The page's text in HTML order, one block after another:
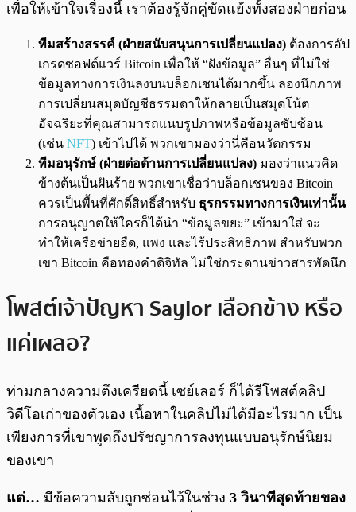
เพื่อให้เข้าใจเรื่องนี้ เราต้องรู้จักคู่ขัดแย้งทั้งสองฝ่ายก่อน
ทีมสร้างสรรค์ (ฝ่ายสนับสนุนการเปลี่ยนแปลง) ต้องการอัป
เกรดซอฟต์แวร์ Bitcoin เพื่อให้ “ฝังข้อมูล” อื่นๆ ที่ไม่ใช่
ข้อมูลทางการเงินลงบนบล็อกเชนได้มากขึ้น ลองนึกภาพ
การเปลี่ยนสมุดบัญชีธรรมดาให้กลายเป็นสมุดโน้ต
อัจฉริยะที่คุณสามารถแนบรูปภาพหรือข้อมูลซับซ้อน
(เช่น NFT) เข้าไปได้ พวกเขามองว่านี่คือนวัตกรรม
ทีมอนุรักษ์ (ฝ่ายต่อต้านการเปลี่ยนแปลง) มองว่าแนวคิด
ข้างต้นเป็นฝันร้าย พวกเขาเชื่อว่าบล็อกเชนของ Bitcoin
ควรเป็นพื้นที่ศักดิ์สิทธิ์สำหรับ ธุรกรรมทางการเงินเท่านั้น
การอนุญาตให้ใครก็ได้นำ “ข้อมูลขยะ” เข้ามาใส่ จะ
ทำให้เครือข่ายอืด, แพง และไร้ประสิทธิภาพ สำหรับพวก
เขา Bitcoin คือทองคำดิจิทัล ไม่ใช่กระดานข่าวสารพัดนึก
โพสต์เจ้าปัญหา Saylor เลือกข้าง หรือ
แค่เผลอ?
ท่ามกลางความตึงเครียดนี้ เซย์เลอร์ ก็ได้รีโพสต์คลิป
วิดีโอเก่าของตัวเอง เนื้อหาในคลิปไม่ได้มีอะไรมาก เป็น
เพียงการที่เขาพูดถึงปรัชญาการลงทุนแบบอนุรักษ์นิยม
ของเขา
แต่… มีข้อความลับถูกซ่อนไว้ในช่วง 3 วินาทีสุดท้ายของ